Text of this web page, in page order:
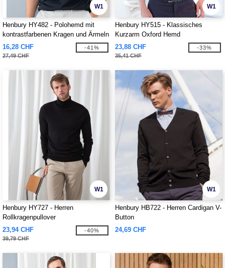
W1
Henbury HY482 - Polohemd mit
kontrastfarbenen Kragen und Ärmeln
16,28 CHF
27,49 CHF
-41%
W1
Henbury HY515 - Klassisches
Kurzarm Oxford Hemd
23,88 CHF
35,41 CHF
-33%
W1
Henbury HY727 - Herren
Rollkragenpullover
23,94 CHF
39,79 CHF
-40%
W1
Henbury HB722 - Herren Cardigan V-
Button
24,69 CHF